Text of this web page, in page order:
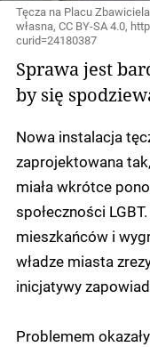
Tęcza na Placu
własna, CC BY-SA 4.0,
curid=24180387
Sprawa jest
by się
Nowa instalacja
zaprojektowana
miała wkrótce
społeczności
mieszkańców i
władze miasta
inicjatywy
Problemem